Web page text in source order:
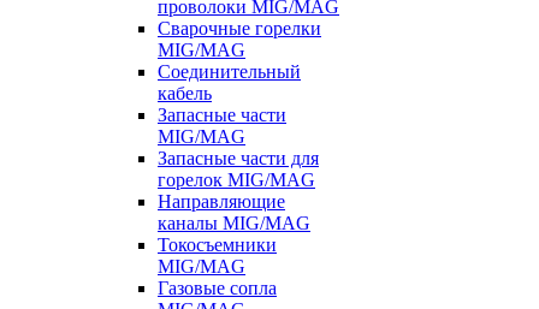
проволоки MIG/MAG
Сварочные горелки
MIG/MAG
Соединительный
кабель
Запасные части
MIG/MAG
Запасные части для
горелок MIG/MAG
Направляющие
каналы MIG/MAG
Токосъемники
MIG/MAG
Газовые сопла